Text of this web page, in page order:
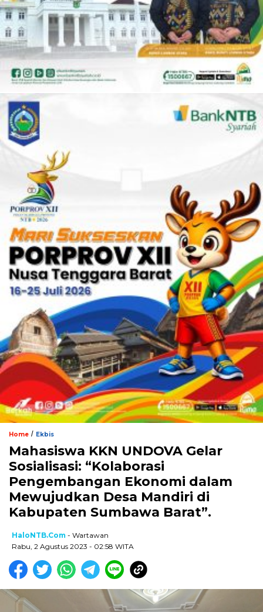
Home / Ekbis
Mahasiswa KKN UNDOVA Gelar
Sosialisasi: “Kolaborasi
Pengembangan Ekonomi dalam
Mewujudkan Desa Mandiri di
Kabupaten Sumbawa Barat”.
HaloNTB.com - Wartawan
Rabu, 2 Agustus 2023 - 02:58 WITA